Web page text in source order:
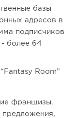
базы
адресов в
подписчиков
- более 64
Room”
франшизы.
предложения,